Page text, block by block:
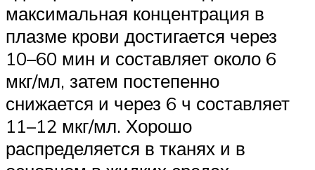
максимальная концентрация в
плазме крови достигается через
10–60 мин и составляет около 6
мкг/мл, затем постепенно
снижается и через 6 ч составляет
11–12 мкг/мл. Хорошо
распределяется в тканях и в